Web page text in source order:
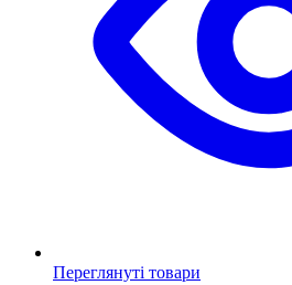
Переглянуті товари